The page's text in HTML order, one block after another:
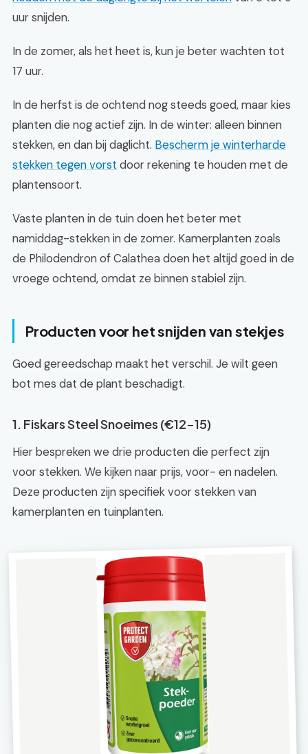
uur snijden.
In de zomer, als het heet is, kun je beter wachten tot
17 uur.
In de herfst is de ochtend nog steeds goed, maar kies
planten die nog actief zijn. In de winter: alleen binnen
stekken, en dan bij daglicht. Bescherm je winterharde
stekken tegen vorst door rekening te houden met de
plantensoort.
Vaste planten in de tuin doen het beter met
namiddag-stekken in de zomer. Kamerplanten zoals
de Philodendron of Calathea doen het altijd goed in de
vroege ochtend, omdat ze binnen stabiel zijn.
Producten voor het snijden van stekjes
Goed gereedschap maakt het verschil. Je wilt geen
bot mes dat de plant beschadigt.
1. Fiskars Steel Snoeimes (€12-15)
Hier bespreken we drie producten die perfect zijn
voor stekken. We kijken naar prijs, voor- en nadelen.
Deze producten zijn specifiek voor stekken van
kamerplanten en tuinplanten.